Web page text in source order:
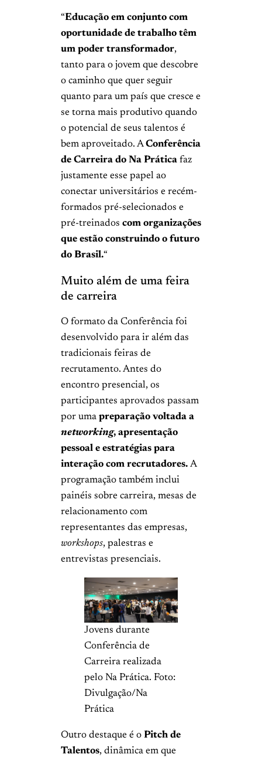
“Educação em conjunto com
oportunidade de trabalho têm
um poder transformador,
tanto para o jovem que descobre
o caminho que quer seguir
quanto para um país que cresce e
se torna mais produtivo quando
o potencial de seus talentos é
bem aproveitado. AConferência
de Carreira do Na Prática faz
justamente esse papel ao
conectar universitários e recém-
formados pré-selecionados e
pré-treinados com organizações
que estão construindo o futuro
do Brasil.“
Muito além de uma feira
de carreira
O formato da Conferência foi
desenvolvido para ir além das
tradicionais feiras de
recrutamento. Antes do
encontro presencial, os
participantes aprovados passam
por uma preparação voltada a
networking, apresentação
pessoal e estratégias para
interação com recrutadores. A
programação também inclui
painéis sobre carreira, mesas de
relacionamento com
representantes das empresas,
workshops, palestras e
entrevistas presenciais.
Jovens durante
Conferência de
Carreira realizada
pelo Na Prática. Foto:
Divulgação/Na
Prática
Outro destaque é o Pitch de
Talentos, dinâmica em que